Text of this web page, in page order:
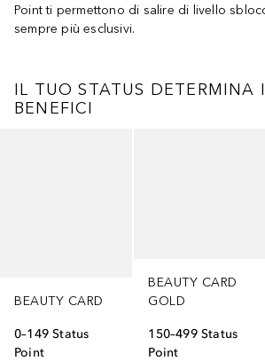
Point ti permettono di salire di livello
sempre più esclusivi.
IL TUO STATUS DETERMINA
BENEFICI
BEAUTY CARD
0–149 Status
Point
BEAUTY CARD
GOLD
150–499 Status
Point